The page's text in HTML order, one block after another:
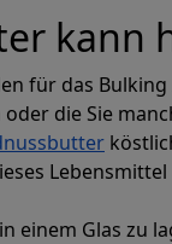
kann
für das
die Sie
einem Glas zu